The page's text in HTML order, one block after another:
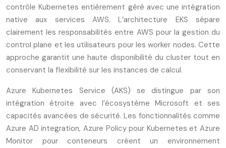
contrôle Kubernetes entièrement géré avec une intégration
native aux services AWS. L’architecture EKS sépare
clairement les responsabilités entre AWS pour la gestion du
control plane et les utilisateurs pour les worker nodes. Cette
approche garantit une haute disponibilité du cluster tout en
conservant la flexibilité sur les instances de calcul.
Azure Kubernetes Service (AKS) se distingue par son
intégration étroite avec l’écosystème Microsoft et ses
capacités avancées de sécurité. Les fonctionnalités comme
Azure AD integration, Azure Policy pour Kubernetes et Azure
Monitor pour conteneurs créent un environnement